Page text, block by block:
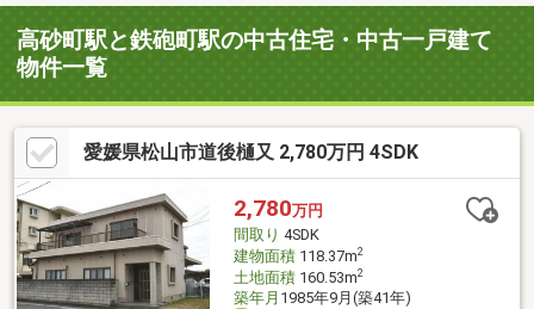
高砂町駅と鉄砲町駅の中古住宅・中古一戸建て
物件一覧
愛媛県松山市道後樋又 2,780万円 4SDK
2,780万円
間取り 4SDK
建物面積118.37m2
土地面積160.53m2
築年月 1985年9月(築41年)